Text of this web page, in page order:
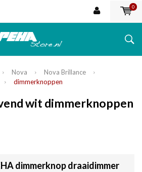
0
Nova
Nova Brillance
dimmerknoppen
wit dimmerknoppen
dimmerknop draaidimmer